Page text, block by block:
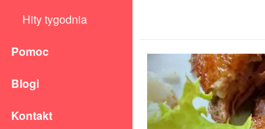
Hity tygodnia
Pomoc
Blogi
Kontakt